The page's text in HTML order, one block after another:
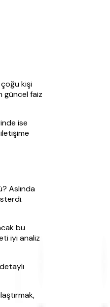
kişi
güncel faiz
ise
Aslında
bu
iyi analiz